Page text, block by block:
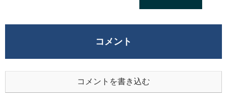
コメント
コメントを書き込む